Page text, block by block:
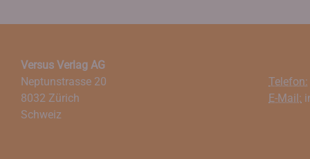
Versus Verlag AG
Neptunstrasse 20
8032 Zürich
Schweiz
Telefon:
E-Mail: